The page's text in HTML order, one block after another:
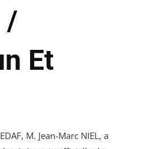
/
Et
M. Jean-Marc NIEL, a